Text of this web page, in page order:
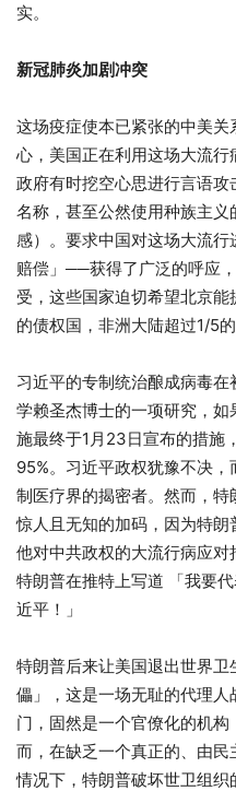
实。
新冠肺炎加剧冲突
这场疫症使本已紧张的中美
心，美国正在利用这场大流
政府有时挖空心思进行言语
名称，甚至公然使用种族主
感）。要求中国对这场大流
赔偿」──获得了广泛的呼应
受，这些国家迫切希望北京
的债权国，非洲大陆超过1/5
习近平的专制统治酿成病毒
学赖圣杰博士的一项研究，
施最终于1月23日宣布的措施
95%。习近平政权犹豫不决
制医疗界的揭密者。然而，
惊人且无知的加码，因为特
他对中共政权的大流行病应对
特朗普在推特上写道 「我要
近平！」
特朗普后来让美国退出世界
儡」，这是一场无耻的代理
门，固然是一个官僚化的机
而，在缺乏一个真正的、由
情况下，特朗普破坏世卫组